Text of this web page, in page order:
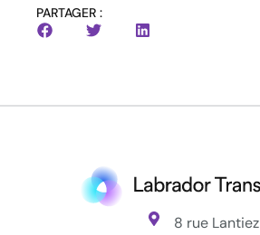
PARTAGER :
8 rue Lantiez